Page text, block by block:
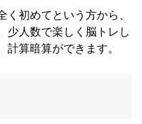
初めてという方から、
少人数で楽しく脳トレし
計算暗算ができます。